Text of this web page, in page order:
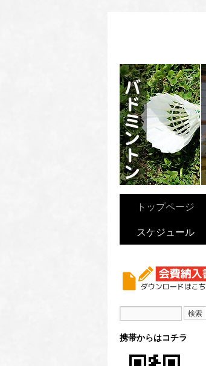
トップページ
スケジュール
携帯からはコチラ